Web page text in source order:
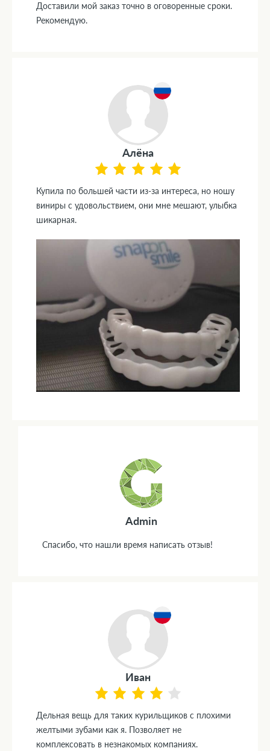
Доставили мой заказ точно в оговоренные сроки.
Рекомендую.
Алёна
Купила по большей части из-за интереса, но ношу
виниры с удовольствием, они мне мешают, улыбка
шикарная.
Admin
Спасибо, что нашли время написать отзыв!
Иван
Дельная вещь для таких курильщиков с плохими
желтыми зубами как я. Позволяет не
комплексовать в незнакомых компаниях.